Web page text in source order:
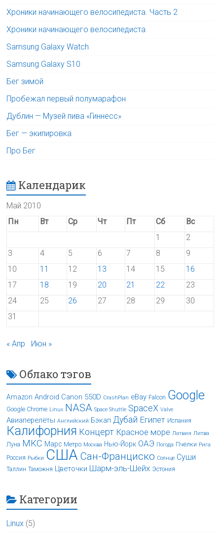
Хроники начинающего велосипедиста. Часть 2
Хроники начинающего велосипедиста
Samsung Galaxy Watch
Samsung Galaxy S10
Бег зимой
Пробежал первый полумарафон
Дублин — Музей пива «Гиннесс»
Бег — экипировка
Про Бег
Календарик
Май 2010
Пн
Вт Ср Чт Пт Сб
Вс
1
2
3
4 5 6 7 8
9
10
11 12 13 14 15
16
17
18 19 20 21 22
23
24
25 26 27 28 29
30
31
« Апр Июн »
Облако тэгов
Amazon Android Canon 550D CrashPlan eBay Falcon Google
Google Chrome Linux NASA Space Shuttle SpaceX Valve
Авиаперелёты Английский Бэкап Дубай Египет Испания
Калифорния Концерт Красное море Латвия Литва
Луна МКС Марс Метро Москва Нью-Йорк ОАЭ Погода Пчёлки Рига
Россия Рыбки США Сан-Франциско Солнце Суши
Таллин Таможня Цветочки Шарм-эль-Шейх Эстония
Категории
Linux (5)